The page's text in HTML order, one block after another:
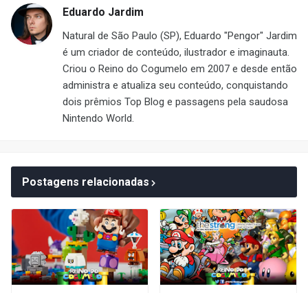
Eduardo Jardim
Natural de São Paulo (SP), Eduardo "Pengor" Jardim
é um criador de conteúdo, ilustrador e imaginauta.
Criou o Reino do Cogumelo em 2007 e desde então
administra e atualiza seu conteúdo, conquistando
dois prêmios Top Blog e passagens pela saudosa
Nintendo World.
Postagens relacionadas